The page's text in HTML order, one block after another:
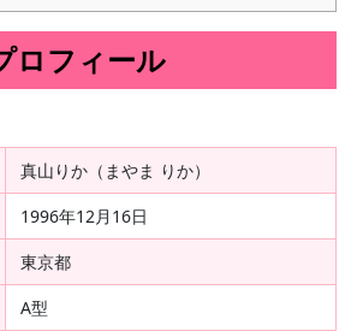
ロフィール
真山りか（まやま りか）
1996年12月16日
東京都
A型